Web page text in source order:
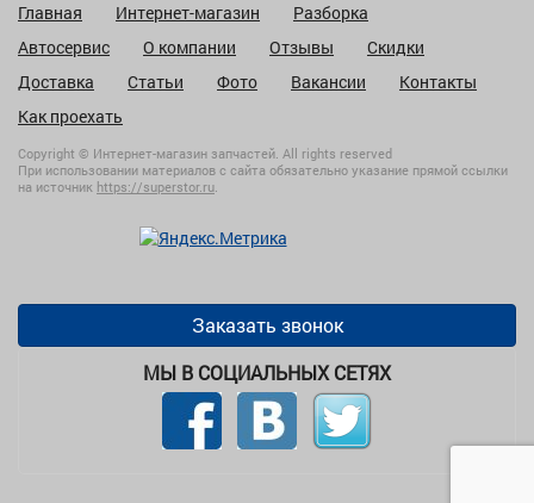
Главная Интернет-магазин
Разборка
Автосервис
О компании Отзывы
Скидки
Доставка
Статьи Фото Вакансии
Контакты
Как проехать
Copyright © Интернет-магазин запчастей. All rights reserved
При использовании материалов с сайта обязательно указание прямой ссылки
на источник https://superstor.ru.
Заказать звонок
МЫ В СОЦИАЛЬНЫХ СЕТЯХ